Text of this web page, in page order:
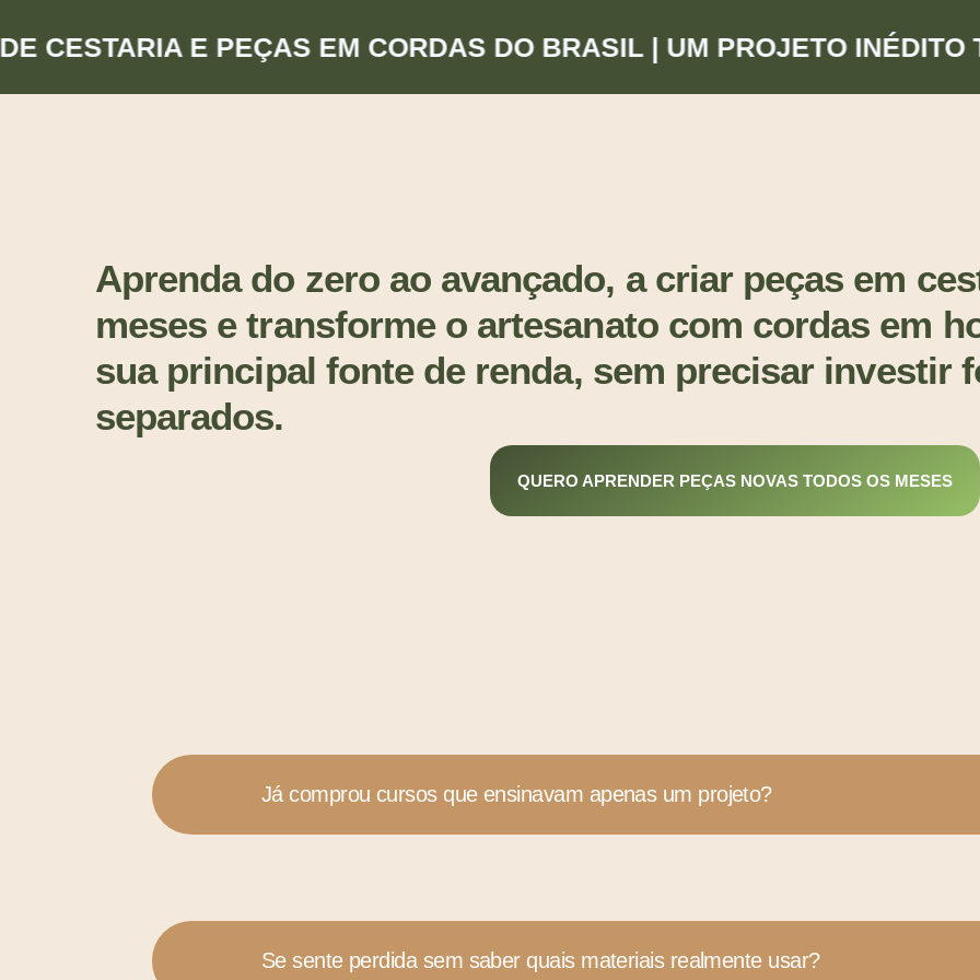
E PEÇAS EM CORDAS DO BRASIL | UM PROJETO INÉDITO
Aprenda do zero ao avançado, a criar peças em
meses e transforme o artesanato com cordas em
sua principal fonte de renda, sem precisar investir
separados.
QUERO APRENDER PEÇAS NOVAS TODOS OS MESES
Já comprou cursos que ensinavam apenas um projeto?
Se sente perdida sem saber quais materiais realmente usar?